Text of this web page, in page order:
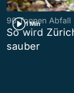
1 Min
90 Tonnen Abfall
So wird
sauber